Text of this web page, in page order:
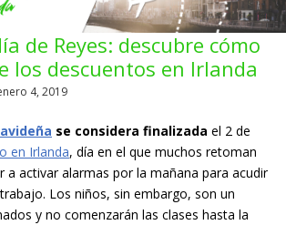
– Trabajo
–
en
que viven, estudian y trabajan en
de Reyes: descubre cómo
los descuentos en Irlanda
4, 2019
se considera finalizada el 2 de
en Irlanda, día en el que muchos retoman
a activar alarmas por la mañana para acudir
Los niños, sin embargo, son un
y no comenzarán las clases hasta la